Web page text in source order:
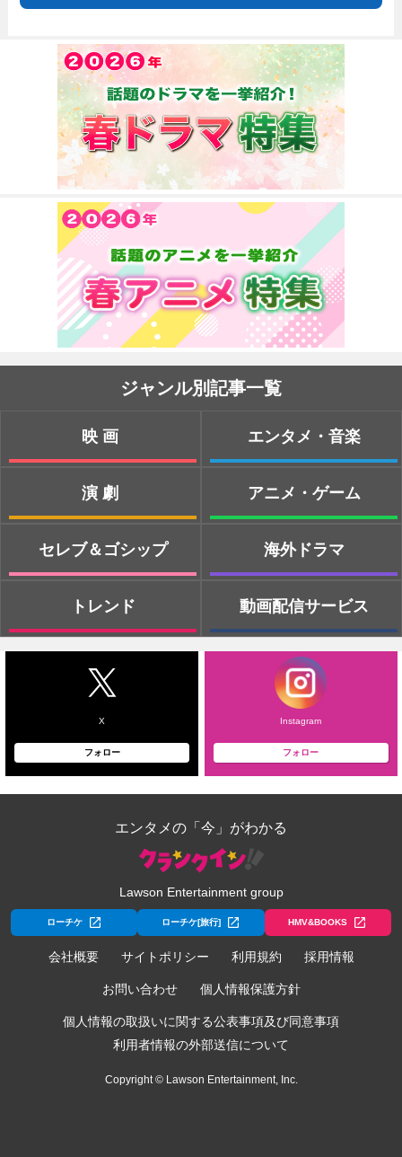
ジャンル別記事一覧
映画
演劇
セレブ＆ゴシップ
トレンド
エンタメ・音楽
アニメ・ゲーム
海外ドラマ
動画配信サービス
X
フォロー
Instagram
フォロー
エンタメの「今」がわかる
Lawson Entertainment group
ローチケ ローチケ[旅行] HMV&BOOKS
会社概要 サイトポリシー 利用規約 採用情報
お問い合わせ 個人情報保護方針
個人情報の取扱いに関する公表事項及び同意事項
利用者情報の外部送信について
Copyright © Lawson Entertainment, Inc.